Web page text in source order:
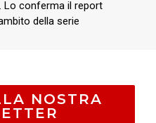
Lo conferma il report
della serie
NOSTRA